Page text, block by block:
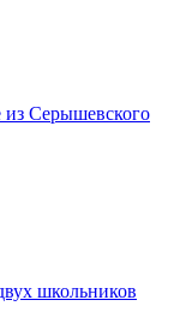
из Серышевского
школьников